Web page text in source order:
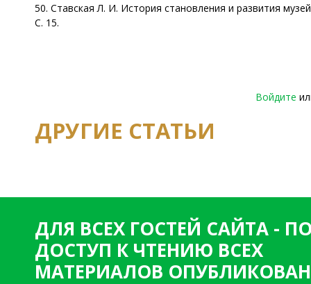
50. Ставская Л. И. История становления и развития
С. 15.
Войдите
ДРУГИЕ СТАТЬИ
ДЛЯ ВСЕХ ГОСТЕЙ САЙТА -
ДОСТУП К ЧТЕНИЮ ВСЕХ
МАТЕРИАЛОВ